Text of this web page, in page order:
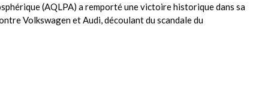
(AQLPA) a remporté une victoire historique dans sa
Volkswagen et Audi, découlant du scandale du